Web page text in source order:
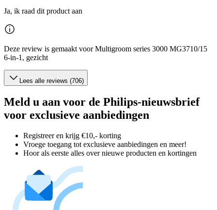
Ja, ik raad dit product aan
Deze review is gemaakt voor Multigroom series 3000 MG3710/15
6-in-1, gezicht
Lees alle reviews (706)
Meld u aan voor de Philips-nieuwsbrief
voor exclusieve aanbiedingen
Registreer en krijg €10,- korting
Vroege toegang tot exclusieve aanbiedingen en meer!
Hoor als eerste alles over nieuwe producten en kortingen